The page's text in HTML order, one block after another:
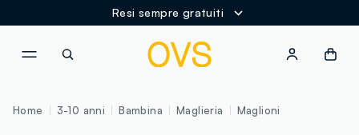
Resi sempre gratuiti
Home 3-10 anni Bambina Maglieria Maglioni